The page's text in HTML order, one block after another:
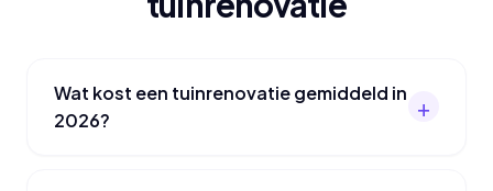
Wat kost een tuinrenovatie gemiddeld in
2026?